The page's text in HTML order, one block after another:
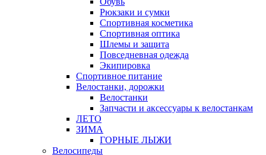
Рюкзаки и сумки
Спортивная косметика
Спортивная оптика
Шлемы и защита
Повседневная одежда
Экипировка
Спортивное питание
Велостанки, дорожки
Велостанки
Запчасти и аксессуары к велостанкам
ЛЕТО
ЗИМА
ГОРНЫЕ ЛЫЖИ
Велосипеды